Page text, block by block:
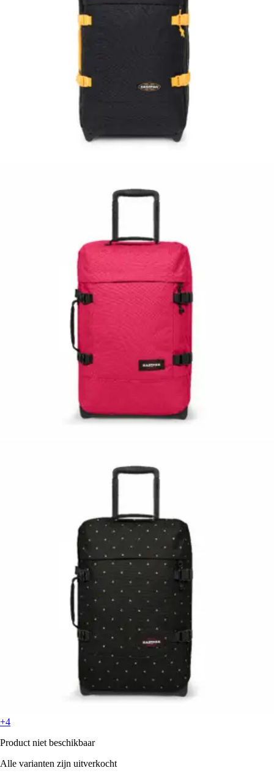
+4
Product niet beschikbaar
Alle varianten zijn uitverkocht